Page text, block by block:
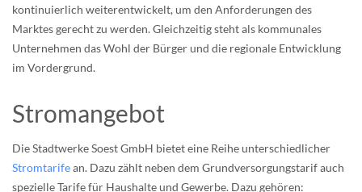
kontinuierlich weiterentwickelt, um den Anforderungen des
Marktes gerecht zu werden. Gleichzeitig steht als kommunales
Unternehmen das Wohl der Bürger und die regionale Entwicklung
im Vordergrund.
Stromangebot
Die Stadtwerke Soest GmbH bietet eine Reihe unterschiedlicher
Stromtarifean. Dazu zählt neben dem Grundversorgungstarif auch
spezielle Tarife für Haushalte und Gewerbe. Dazu gehören: